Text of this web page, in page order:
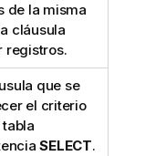
de la misma
cláusula
registros.
que se
el criterio
SELECT.